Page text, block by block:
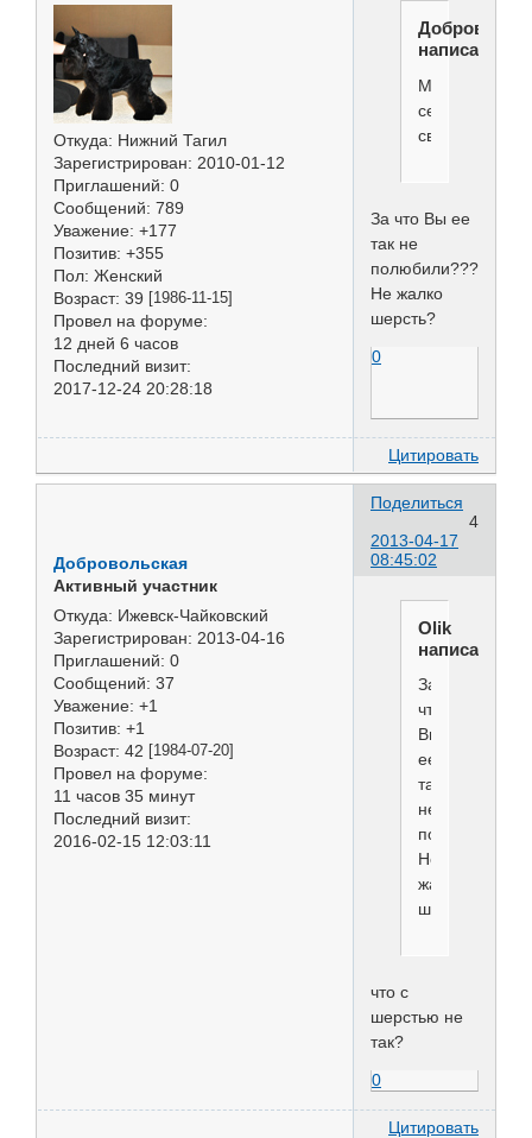
Откуда: Нижний Тагил
Зарегистрирован: 2010-01-12
Приглашений: 0
Сообщений: 789
Уважение: +177
Позитив: +355
Пол: Женский
Возраст: 39 [1986-11-15]
Провел на форуме:
12 дней 6 часов
Последний визит:
2017-12-24 20:28:18
написал(а):
Мадама
сегодня
За что Вы ее
так не
полюбили???
Не жалко
шерсть?
0
Цитировать
Поделиться
4
2013-04-17
08:45:02
Добровольская
Активный участник
Откуда: Ижевск-Чайковский
Зарегистрирован: 2013-04-16
Приглашений: 0
Сообщений: 37
Уважение: +1
Позитив: +1
Возраст: 42 [1984-07-20]
Провел на форуме:
11 часов 35 минут
Последний визит:
2016-02-15 12:03:11
Olik
написал(а):
За
что
Вы
ее
так
не
полюбили???
Не
жалко
шерсть?
что с
шерстью не
так?
0
Цитировать